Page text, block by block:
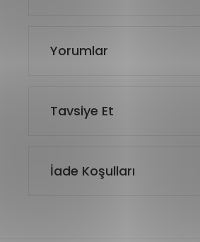
Yorumlar
Tavsiye Et
İade Koşulları